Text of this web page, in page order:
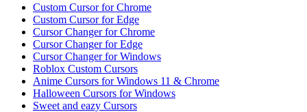
Custom Cursor for Chrome
Custom Cursor for Edge
Cursor Changer for Chrome
Cursor Changer for Edge
Cursor Changer for Windows
Roblox Custom Cursors
Anime Cursors for Windows 11 & Chrome
Halloween Cursors for Windows
Sweet and eazy Cursors